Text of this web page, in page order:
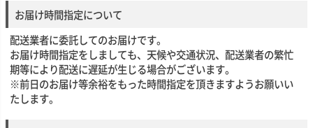
お届け時間指定について
配送業者に委託してのお届けです。
お届け時間指定をしましても、天候や交通状況、配送業者の繁忙
期等により配送に遅延が生じる場合がございます。
※前日のお届け等余裕をもった時間指定を頂きますようお願いい
たします。